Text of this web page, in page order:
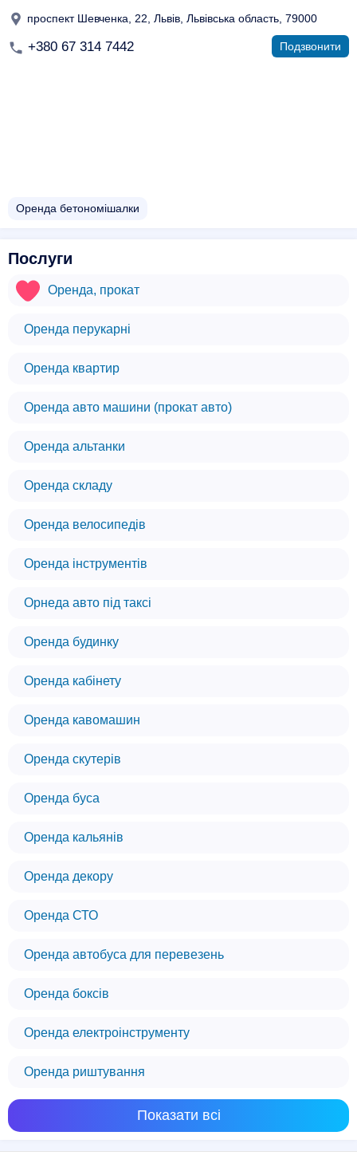
проспект Шевченка, 22, Львів, Львівська область, 79000
+380 67 314 7442 Подзвонити
Оренда бетономішалки
Послуги
Оренда, прокат
Оренда перукарні
Оренда квартир
Оренда авто машини (прокат авто)
Оренда альтанки
Оренда складу
Оренда велосипедів
Оренда інструментів
Орнеда авто під таксі
Оренда будинку
Оренда кабінету
Оренда кавомашин
Оренда скутерів
Оренда буса
Оренда кальянів
Оренда декору
Оренда СТО
Оренда автобуса для перевезень
Оренда боксів
Оренда електроінструменту
Оренда риштування
Показати всі
Ми використовуємо файли cookie
щоб забезпечити вам найкращий досвід